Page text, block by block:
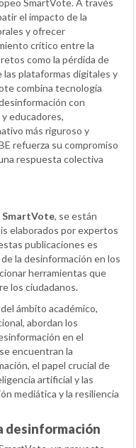
el impacto de la
y ofrecer
crítico entre la
como la pérdida de
las plataformas digitales y
combina tecnología
con
educadores,
más riguroso y
refuerza su compromiso
respuesta colectiva
SmartVote, se están
elaborados por expertos
publicaciones es
la desinformación en los
herramientas que
los ciudadanos.
ámbito académico,
abordan los
en el
encuentran la
el papel crucial de
artificial y las
mediática y la resiliencia
desinformación